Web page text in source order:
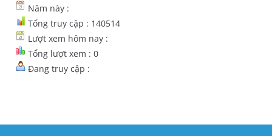
Năm này :
Tổng truy cập : 140514
Lượt xem hôm nay :
Tổng lượt xem : 0
Đang truy cập :